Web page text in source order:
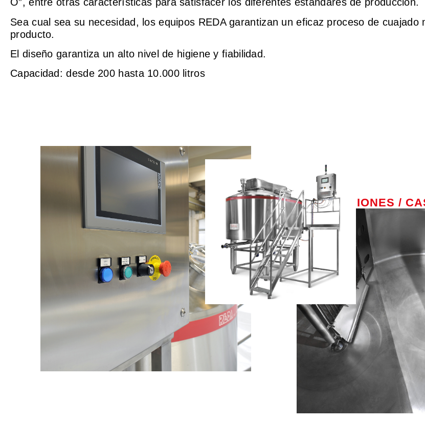
Sea cual sea su necesidad, los equipos REDA garantizan un eficaz proceso de cuajado
producto.
El diseño garantiza un alto nivel de higiene y fiabilidad.
Capacidad: desde 200 hasta 10.000 litros
INSTALACIONES /